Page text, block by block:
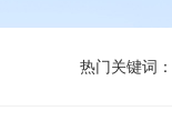
热门关键词：